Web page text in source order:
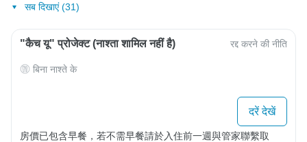
सब दिखाएं (31)
"कैच यू" प्रोजेक्ट (नाश्ता शामिल नहीं है) रद्द करने की नीति
बिना नाश्ते के
दरें देखें
房價已包含早餐，若不需早餐請於入住前一週與管家聯繫取